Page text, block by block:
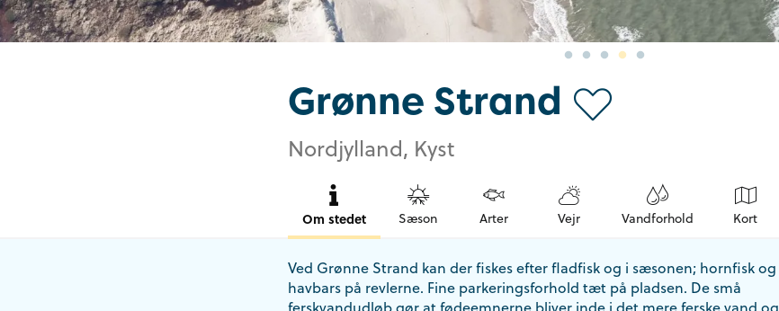
Grønne Strand
Nordjylland, Kyst
Om stedet Sæson Arter Vejr Vandforhold Kort
Ved Grønne Strand kan der fiskes efter fladfisk og i sæsonen; hornfisk og
havbars på revlerne. Fine parkeringsforhold tæt på pladsen. De små
ferskvandudløb gør at fødeemnerne bliver inde i det mere ferske vand og